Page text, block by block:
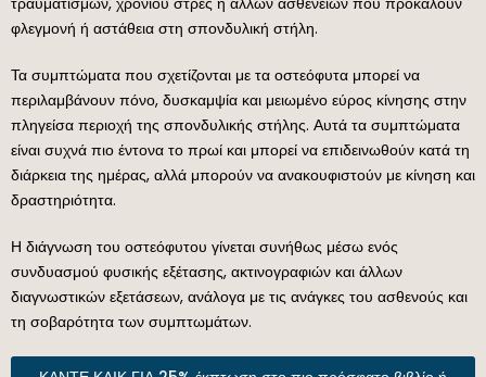
φλεγμονή ή αστάθεια στη σπονδυλική στήλη.
Τα συμπτώματα που σχετίζονται με τα οστεόφυτα μπορεί να
περιλαμβάνουν πόνο, δυσκαμψία και μειωμένο εύρος κίνησης στην
πληγείσα περιοχή της σπονδυλικής στήλης. Αυτά τα συμπτώματα
είναι συχνά πιο έντονα το πρωί και μπορεί να επιδεινωθούν κατά τη
διάρκεια της ημέρας, αλλά μπορούν να ανακουφιστούν με κίνηση και
δραστηριότητα.
Η διάγνωση του οστεόφυτου γίνεται συνήθως μέσω ενός
συνδυασμού φυσικής εξέτασης, ακτινογραφιών και άλλων
διαγνωστικών εξετάσεων, ανάλογα με τις ανάγκες του ασθενούς και
τη σοβαρότητα των συμπτωμάτων.